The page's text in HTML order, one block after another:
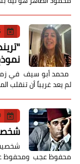
محمد أبو سيف ​في
لم يعد غريباً أن تنقلب
محفوظ عجب ومحفوظ